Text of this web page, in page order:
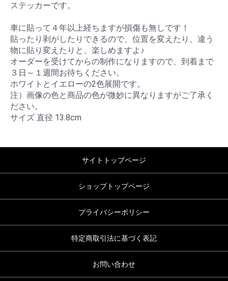
ステッカーです。
車に貼って４年以上経ちますが損傷も無しです！
貼ったり剥がしたりできるので、位置を変えたり、違う
物に貼り変えたりと、楽しめますよ♪
オーダーを受けてからの制作になりますので、到着まで
３日～１週間お待ちください。
ホワイトとイエローの2色展開です。
注）画像の色と商品の色が微妙に異なりますがご了承く
ださい。
サイズ 直径 13.8cm
サイトトップページ
ショップトップページ
プライバシーポリシー
特定商取引法に基づく表記
お問い合わせ